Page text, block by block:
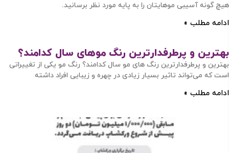
هیچ گونه آسیبی موهایتان را به پایه مورد نظر برسانید.
ادامه مطلب »
بهترین و پرطرفدارترین رنگ موهای سال کدامند؟
بهترین و پرطرفدارترین رنگ های مو سال کدامند؟ رنگ مو یکی از تغییراتی
است که می‌تواند تاثیر بسیار زیادی در چهره و زیبایی افراد داشته
ادامه مطلب »